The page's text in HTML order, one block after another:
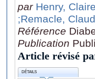
par Henry, Claire
;Remacle,
Référence
Publication
Article révisé
DÉTAILS